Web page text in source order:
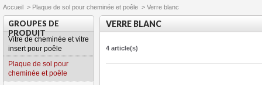
Accueil > Plaque de sol pour cheminée et poêle > Verre blanc
VERRE BLANC
4 article(s)
GROUPES DE
PRODUIT
Vitre de cheminée et vitre
insert pour poêle
Plaque de sol pour
cheminée et poêle